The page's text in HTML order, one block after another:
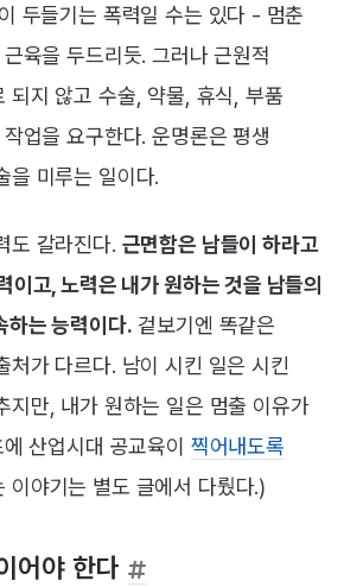
두들기는 폭력일 수는 있다 - 멈춘
육을 두드리듯. 그러나 근원적
되지 않고 수술, 약물, 휴식, 부품
업을 요구한다. 운명론은 평생
을 미루는 일이다.
도 갈라진다. 근면함은 남들이 하라고
이고, 노력은 내가 원하는 것을 남들의
하는 능력이다. 겉보기엔 똑같은
처가 다르다. 남이 시킨 일은 시킨
지만, 내가 원하는 일은 멈출 이유가
산업시대 공교육이 찍어내도록
이야기는 별도 글에서 다뤘다.)
어야 한다